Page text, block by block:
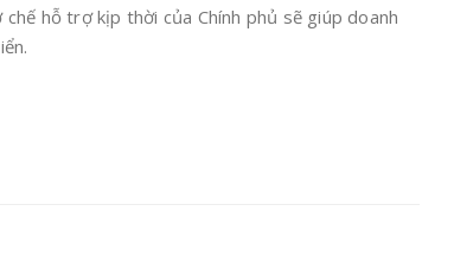
hỗ trợ kịp thời của Chính phủ sẽ giúp doanh